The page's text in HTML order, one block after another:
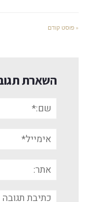
« פוסט קודם
השארת
אימייל*
תגובה